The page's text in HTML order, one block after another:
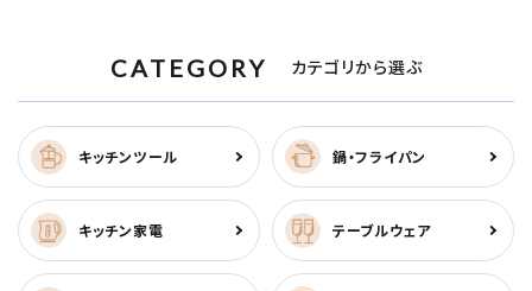
CATEGORY カテゴリから選ぶ
キッチンツール 鍋・フライパン
キッチン家電 テーブルウェア